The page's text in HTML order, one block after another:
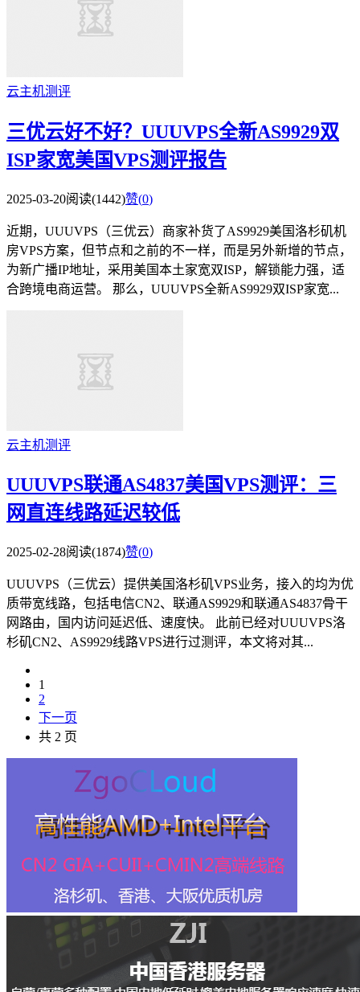
云主机测评
三优云好不好？UUUVPS全新AS9929双
ISP家宽美国VPS测评报告
2025-03-20阅读(1442)赞(0)
近期，UUUVPS（三优云）商家补货了AS9929美国洛杉矶机
房VPS方案，但节点和之前的不一样，而是另外新增的节点，
为新广播IP地址，采用美国本土家宽双ISP，解锁能力强，适
合跨境电商运营。 那么，UUUVPS全新AS9929双ISP家宽...
云主机测评
UUUVPS联通AS4837美国VPS测评：三
网直连线路延迟较低
2025-02-28阅读(1874)赞(0)
UUUVPS（三优云）提供美国洛杉矶VPS业务，接入的均为优
质带宽线路，包括电信CN2、联通AS9929和联通AS4837骨干
网路由，国内访问延迟低、速度快。 此前已经对UUUVPS洛
杉矶CN2、AS9929线路VPS进行过测评，本文将对其...
1
2
下一页
共 2 页